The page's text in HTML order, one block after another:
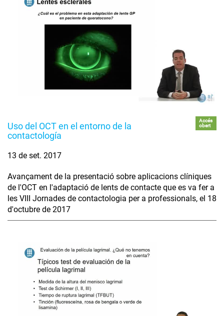
Uso del OCT en el entorno de la
contactología
Accés
obert
13 de set. 2017
Avançament de la presentació sobre aplicacions clíniques
de l'OCT en l'adaptació de lents de contacte que es va fer a
les VIII Jornades de contactologia per a professionals, el 18
d'octubre de 2017